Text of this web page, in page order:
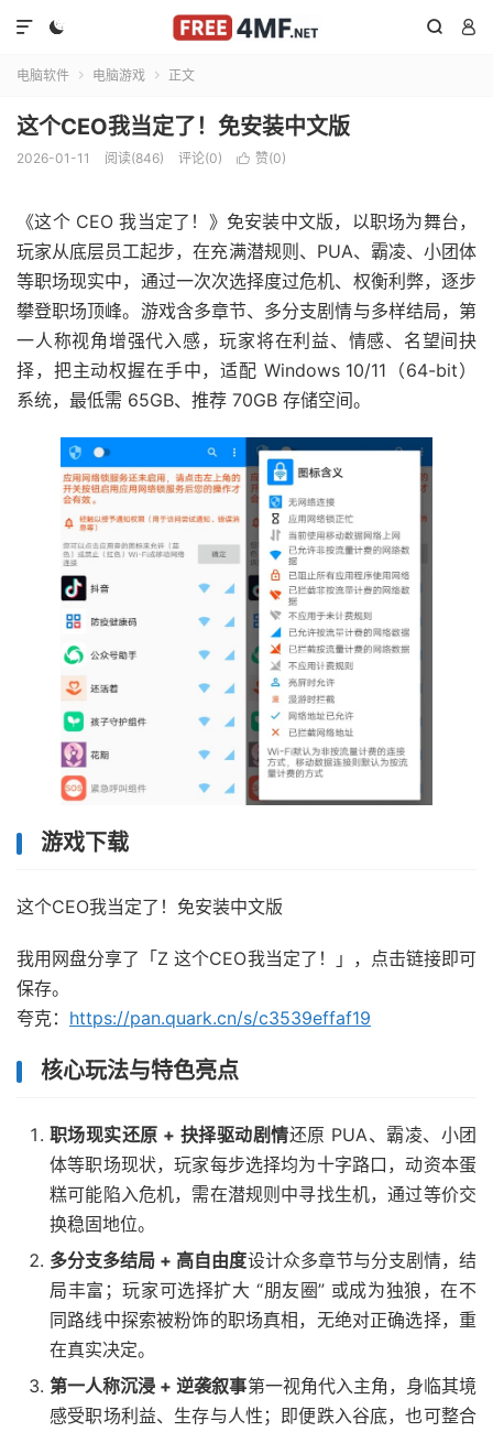
  

电脑软件  电脑游戏  正文
这个CEO我当定了！免安装中文版
2026-01-11 阅读(846) 评论(0)  赞(0)
《这个 CEO 我当定了！》免安装中文版，以职场为舞台，
玩家从底层员工起步，在充满潜规则、PUA、霸凌、小团体
等职场现实中，通过一次次选择度过危机、权衡利弊，逐步
攀登职场顶峰。游戏含多章节、多分支剧情与多样结局，第
一人称视角增强代入感，玩家将在利益、情感、名望间抉
择，把主动权握在手中，适配 Windows 10/11（64-bit）
系统，最低需 65GB、推荐 70GB 存储空间。
游戏下载
这个CEO我当定了！免安装中文版
我用网盘分享了「Z 这个CEO我当定了！」，点击链接即可
保存。
夸克： https://pan.quark.cn/s/c3539effaf19
核心玩法与特色亮点
职场现实还原 + 抉择驱动剧情还原 PUA、霸凌、小团
体等职场现状，玩家每步选择均为十字路口，动资本蛋
糕可能陷入危机，需在潜规则中寻找生机，通过等价交
换稳固地位。
多分支多结局 + 高自由度设计众多章节与分支剧情，结
局丰富；玩家可选择扩大 “朋友圈” 或成为独狼，在不
同路线中探索被粉饰的职场真相，无绝对正确选择，重
在真实决定。
第一人称沉浸 + 逆袭叙事第一视角代入主角，身临其境
感受职场利益、生存与人性；即便跌入谷底，也可整合